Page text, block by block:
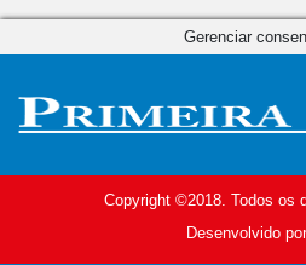
Copyright ©2018. Todos os
Desenvolvido
Gerenciar